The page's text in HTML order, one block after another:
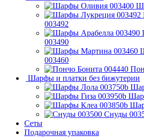
003492
003490
003460
Шарфы и платки без бижутерии
Снуды
Сеты
Подарочная упаковка